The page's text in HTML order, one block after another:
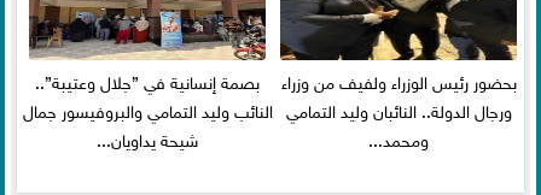
بحضور رئيس الوزراء ولفيف من وزراء
ورجال الدولة.. النائبان وليد التمامي
ومحمد...
بصمة إنسانية في ”جلال وعتيبة”..
النائب وليد التمامي والبروفيسور جمال
شيحة يداويان...